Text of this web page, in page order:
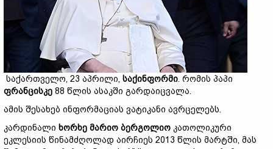
საქართველო, 23 აპრილი, საქინფორმი. რომის პაპი
ფრანცისკე 88 წლის ასაკში გარდაიცვალა.
ამის შესახებ ინფორმაციას ვატიკანი ავრცელებს.
კარდინალი ხორხე მარიო ბერგოლიო კათოლიკური
ეკლესიის წინამძღოლად აირჩიეს 2013 წლის მარტში, მას